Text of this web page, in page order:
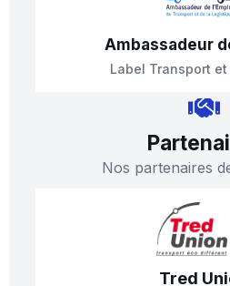
Ambassadeur
Label Transport
Nos partenaires
Tred